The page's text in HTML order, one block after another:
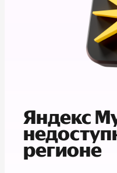
Яндекс
регионе